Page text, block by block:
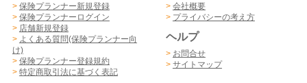
> 保険プランナー新規登録
> 保険プランナーログイン
> 店舗新規登録
> よくある質問(保険プランナー向
け)
> 保険プランナー登録規約
> 特定商取引法に基づく表記
> 会社概要
> プライバシーの考え方
ヘルプ
> お問合せ
> サイトマップ